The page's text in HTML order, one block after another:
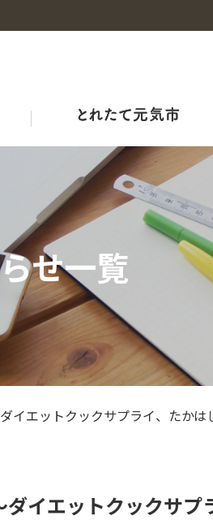
ブランド３－Ｒ
ー
マップ
せ一覧
イエットクックサプライ、たか
イエットクックサ